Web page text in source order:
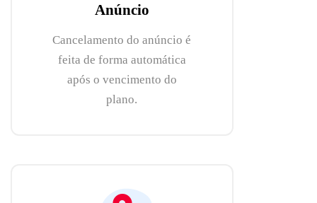
Anúncio
Cancelamento do anúncio é
feita de forma automática
após o vencimento do
plano.